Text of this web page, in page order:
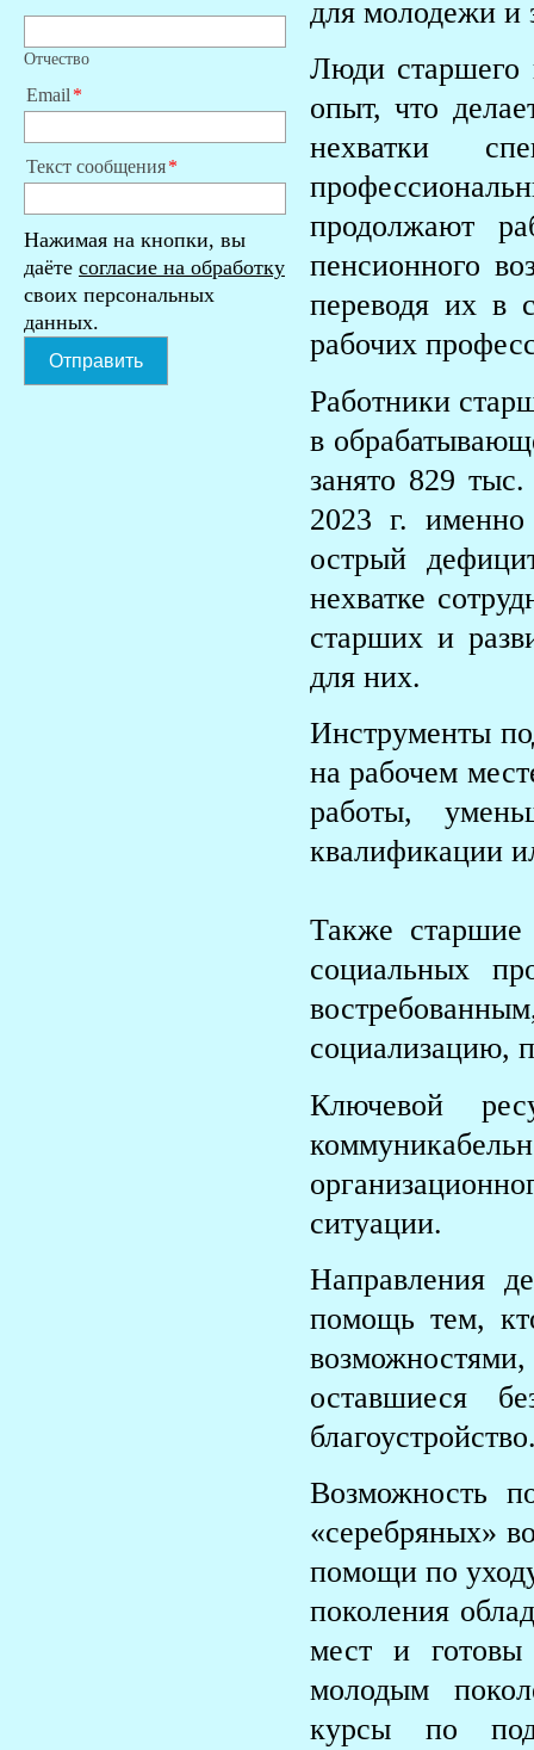
Отчество
Email
Текст сообщения
Нажимая на кнопки, вы
даёте согласие на обработку
своих персональных
данных.
Отправить
для молодежи и
Люди старшего
опыт, что
нехватки
продолжают
пенсионного
переводя их в
рабочих
Работники
в
занято 829
2023 г. именно
острый
нехватке
старших и
для них.
Инструменты
на рабочем
работы,
квалификации
Также старшие
социальных
социализацию,
Ключевой
ситуации.
Направления
помощь тем,
оставшиеся
Возможность
«серебряных»
помощи по
поколения
мест и готовы
молодым
курсы по